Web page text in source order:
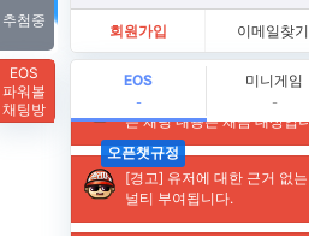
회원가입 이메일찾기
EOS
-
미니게임
-
추첨중
EOS
파워볼
채팅방